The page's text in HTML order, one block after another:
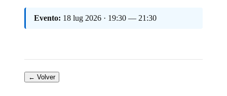
Evento: 18 lug 2026 · 19:30 — 21:30
← Volver